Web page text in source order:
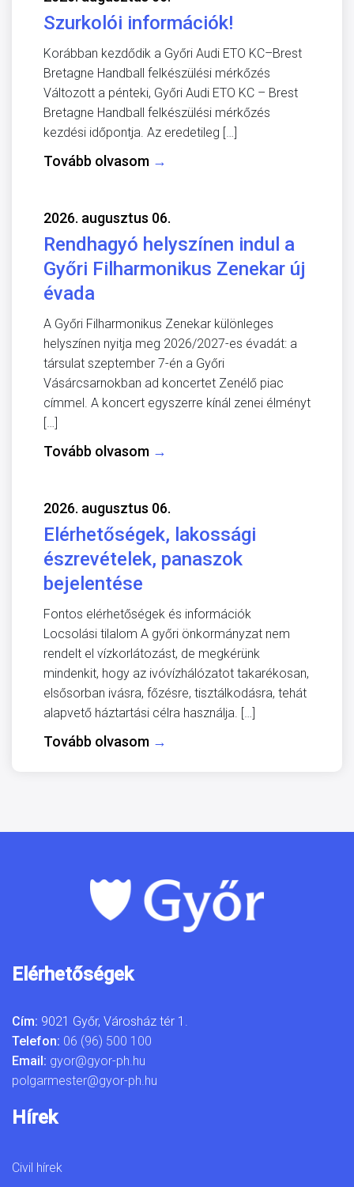
Szurkolói információk!
Korábban kezdődik a Győri Audi ETO KC–Brest
Bretagne Handball felkészülési mérkőzés
Változott a pénteki, Győri Audi ETO KC – Brest
Bretagne Handball felkészülési mérkőzés
kezdési időpontja. Az eredetileg […]
Tovább olvasom →
2026. augusztus 06.
Rendhagyó helyszínen indul a
Győri Filharmonikus Zenekar új
évada
A Győri Filharmonikus Zenekar különleges
helyszínen nyitja meg 2026/2027-es évadát: a
társulat szeptember 7-én a Győri
Vásárcsarnokban ad koncertet Zenélő piac
címmel. A koncert egyszerre kínál zenei élményt
[…]
Tovább olvasom →
2026. augusztus 06.
Elérhetőségek, lakossági
észrevételek, panaszok
bejelentése
Fontos elérhetőségek és információk
Locsolási tilalom A győri önkormányzat nem
rendelt el vízkorlátozást, de megkérünk
mindenkit, hogy az ivóvízhálózatot takarékosan,
elsősorban ivásra, főzésre, tisztálkodásra, tehát
alapvető háztartási célra használja. […]
Tovább olvasom →
Elérhetőségek
Cím: 9021 Győr, Városház tér 1.
Telefon: 06 (96) 500 100
Email: gyor@gyor-ph.hu
polgarmester@gyor-ph.hu
Hírek
Civil hírek